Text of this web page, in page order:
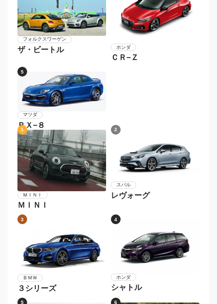
フォルクスワーゲン
ザ・ビートル ホンダ
ＣＲ−Ｚ
5
マツダ
ＲＸ−８
1
ＭＩＮＩ
ＭＩＮＩ
2
スバル
レヴォーグ
3
ＢＭＷ
３シリーズ
4
ホンダ
シャトル
5 6